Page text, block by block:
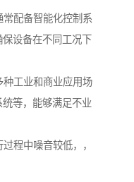
配备智能化控制系
设备在不同工况下
种工业和商业应用场
等，能够满足不业
程中噪音较低，，